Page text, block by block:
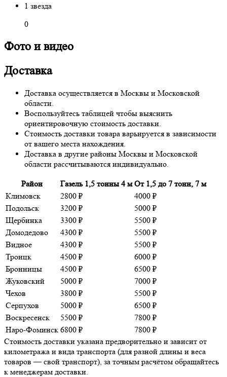
1 звезда
0
Фото и видео
Доставка
Доставка осуществляется в Москвы и Московской
области.
Воспользуйтесь таблицей чтобы выяснить
ориентировочную стоимость доставки.
Стоимость доставки товара варьируется в зависимости
от вашего места нахождения.
Доставка в другие районы Москвы и Московской
области рассчитываются индивидуально.
Район Газель 1,5 тонны 4 м От 1,5 до 7 тонн, 7 м
Климовск
2800 ₽
4000 ₽
Подольск
3200 ₽
5000 ₽
Щербинка
3300 ₽
5500 ₽
Домодедово
4300 ₽
5500 ₽
Видное
4300 ₽
5500 ₽
Троицк
4500 ₽
6000 ₽
Бронницы
4500 ₽
6500 ₽
Жуковский
5000 ₽
7000 ₽
Чехов
3800 ₽
5500 ₽
Серпухов
5000 ₽
6500 ₽
Воскресенск
5500 ₽
7800 ₽
Наро-Фоминск 6800 ₽
7800 ₽
Стоимость доставки указана предворительно и зависит от
километража и вида транспорта (для разной длины и веса
товаров — свой транспорт), за точным расчётом обращайтесь
к менеджерам доставки.